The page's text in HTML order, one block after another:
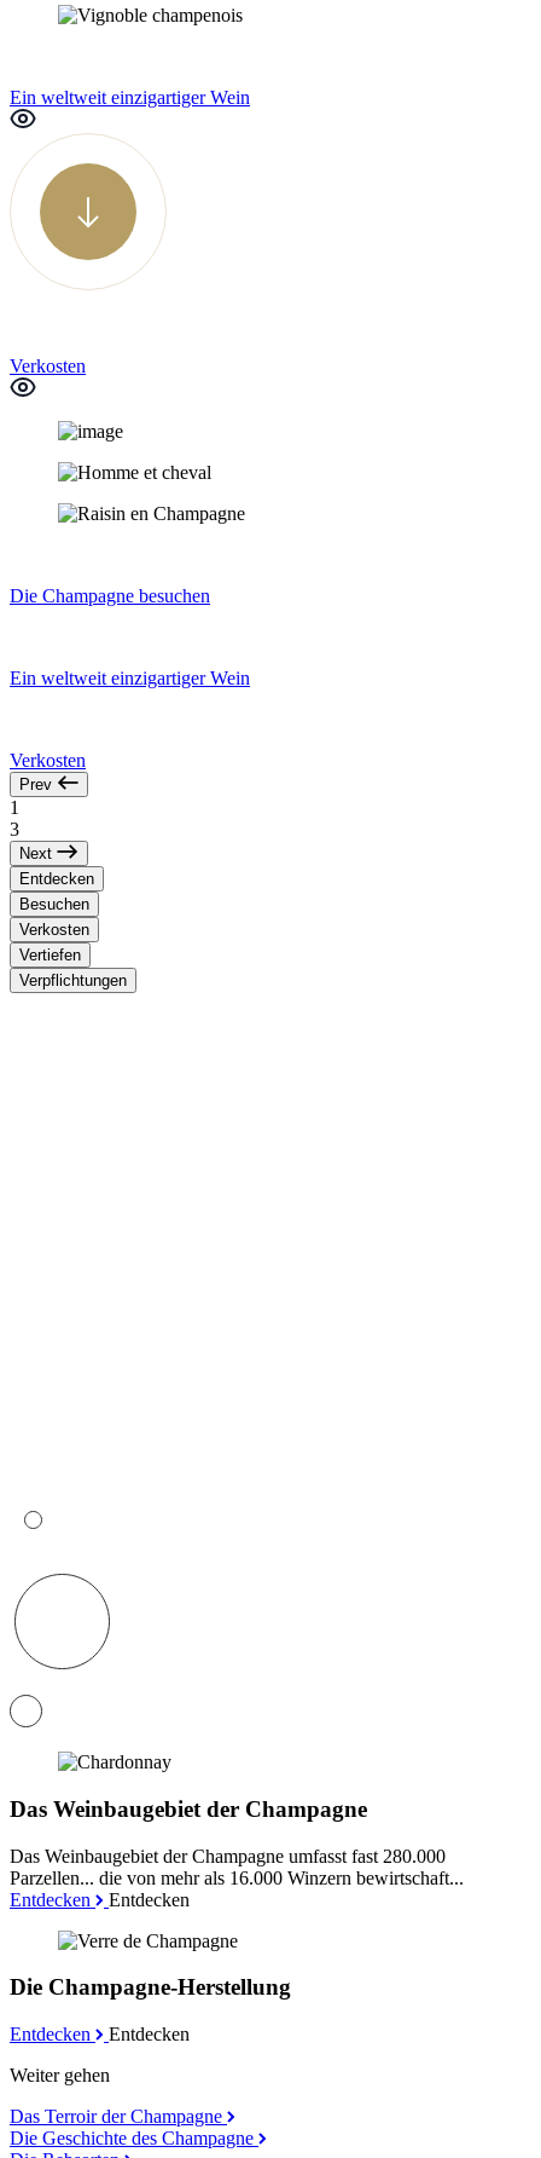
Ein weltweit einzigartiger Wein
Verkosten
Die Champagne besuchen
Ein weltweit einzigartiger Wein
Verkosten
Prev
1
3
Next
Entdecken
Besuchen
Verkosten
Vertiefen
Verpflichtungen
Das Weinbaugebiet der Champagne
Das Weinbaugebiet der Champagne umfasst fast 280.000
Parzellen... die von mehr als 16.000 Winzern bewirtschaft...
Entdecken
Entdecken
Die Champagne-Herstellung
Entdecken
Entdecken
Weiter gehen
Das Terroir der Champagne
Die Geschichte des Champagne